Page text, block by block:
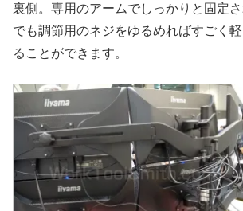
裏側。専用のアームでしっかりと固定さ
でも調節用のネジをゆるめればすごく
ることができます。